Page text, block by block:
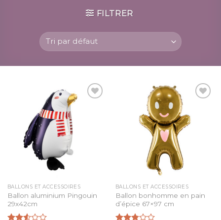
FILTRER
BALLONS ET ACCESSOIRES
Ballon aluminium Pingouin
29x42cm
Ajouter
BALLONS ET ACCESSOIRES
Ballon bonhomme en pain
d’épice 67×97 cm